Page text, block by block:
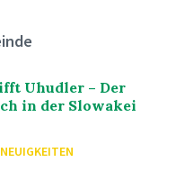
Uhudler – Der
in der Slowakei
NEUIGKEITEN